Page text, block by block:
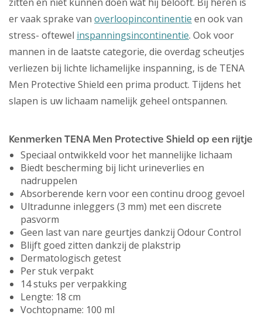
er vaak sprake van overloopincontinentie en ook van
stress- oftewel inspanningsincontinentie. Ook voor
mannen in de laatste categorie, die overdag scheutjes
verliezen bij lichte lichamelijke inspanning, is de TENA
Men Protective Shield een prima product. Tijdens het
slapen is uw lichaam namelijk geheel ontspannen.
Kenmerken TENA Men Protective Shield op een rijtje
Speciaal ontwikkeld voor het mannelijke lichaam
Biedt bescherming bij licht urineverlies en
nadruppelen
Absorberende kern voor een continu droog gevoel
Ultradunne inleggers (3 mm) met een discrete
pasvorm
Geen last van nare geurtjes dankzij Odour Control
Blijft goed zitten dankzij de plakstrip
Dermatologisch getest
Per stuk verpakt
14 stuks per verpakking
Lengte: 18 cm
Vochtopname: 100 ml